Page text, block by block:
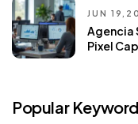
JUN
Agencia
Pixel Cap
Popular Keyword